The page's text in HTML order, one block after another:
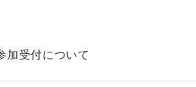
加受付について